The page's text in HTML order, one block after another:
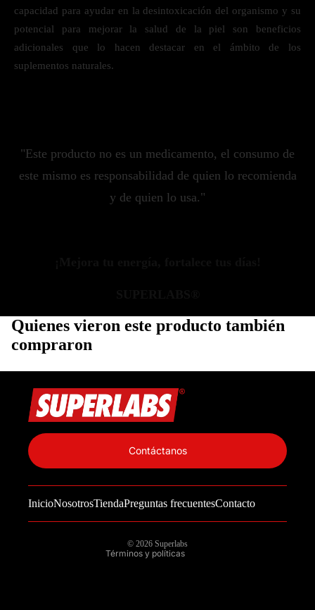
capacidad para ayudar en la desintoxicación del organismo y su
potencial para mejorar la salud de la piel son beneficios
adicionales que lo hacen destacar en el ámbito de los
suplementos naturales.
"Este producto no es un medicamento, el consumo de
este mismo es responsabilidad de quien lo recomienda
y de quien lo usa."
Quienes vieron este producto también
compraron
InicioNosotrosTiendaPreguntas frecuentesContacto
Contáctanos
© 2026 Superlabs
Términos y políticas
Información de contacto
Política de reembolso
Términos del servicio
Política de envío